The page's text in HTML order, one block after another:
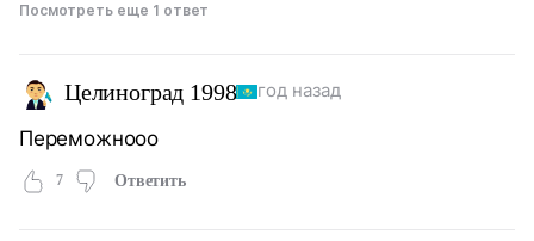
Посмотреть еще 1 ответ
Целиноград 1998 год назад
Переможнооо
7 Ответить